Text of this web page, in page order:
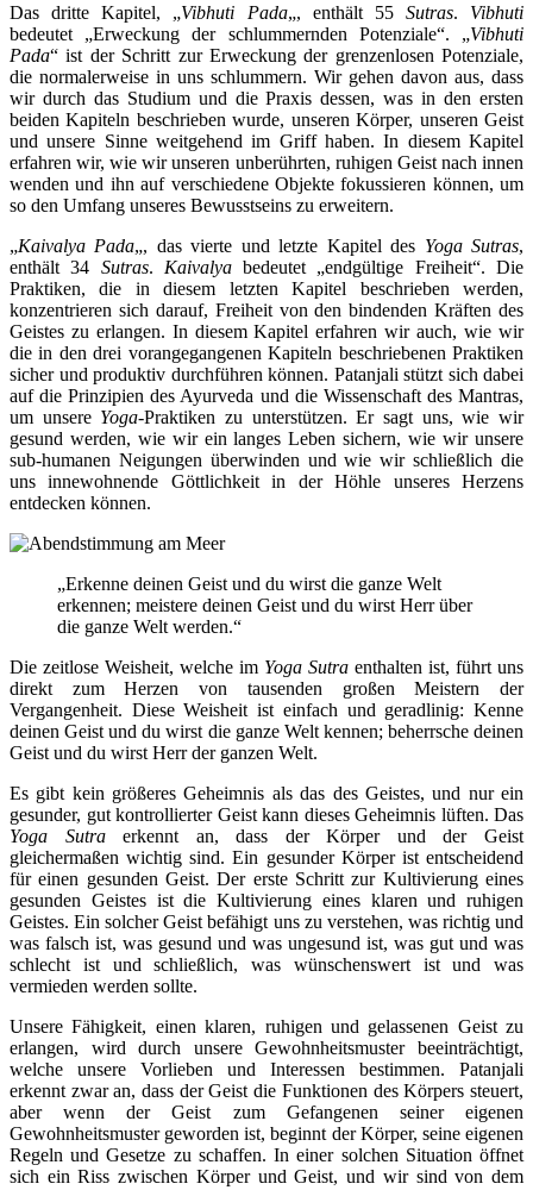
Das dritte Kapitel, „Vibhuti Pada„, enthält 55 Sutras. Vibhuti
bedeutet „Erweckung der schlummernden Potenziale“. „Vibhuti
Pada“ ist der Schritt zur Erweckung der grenzenlosen Potenziale,
die normalerweise in uns schlummern. Wir gehen davon aus, dass
wir durch das Studium und die Praxis dessen, was in den ersten
beiden Kapiteln beschrieben wurde, unseren Körper, unseren Geist
und unsere Sinne weitgehend im Griff haben. In diesem Kapitel
erfahren wir, wie wir unseren unberührten, ruhigen Geist nach innen
wenden und ihn auf verschiedene Objekte fokussieren können, um
so den Umfang unseres Bewusstseins zu erweitern.
„Kaivalya Pada„, das vierte und letzte Kapitel des Yoga Sutras,
enthält 34 Sutras. Kaivalyabedeutet „endgültige Freiheit“. Die
Praktiken, die in diesem letzten Kapitel beschrieben werden,
konzentrieren sich darauf, Freiheit von den bindenden Kräften des
Geistes zu erlangen. In diesem Kapitel erfahren wir auch, wie wir
die in den drei vorangegangenen Kapiteln beschriebenen Praktiken
sicher und produktiv durchführen können. Patanjali stützt sich dabei
auf die Prinzipien des Ayurveda und die Wissenschaft des Mantras,
um unsere Yoga-Praktiken zu unterstützen. Er sagt uns, wie wir
gesund werden, wie wir ein langes Leben sichern, wie wir unsere
sub-humanen Neigungen überwinden und wie wir schließlich die
uns innewohnende Göttlichkeit in der Höhle unseres Herzens
entdecken können.
„Erkenne deinen Geist und du wirst die ganze Welt
erkennen; meistere deinen Geist und du wirst Herr über
die ganze Welt werden.“
Die zeitlose Weisheit, welche im Yoga Sutra enthalten ist, führt uns
direkt zum Herzen von tausenden großen Meistern der
Vergangenheit. Diese Weisheit ist einfach und geradlinig: Kenne
deinen Geist und du wirst die ganze Welt kennen; beherrsche deinen
Geist und du wirst Herr der ganzen Welt.
Es gibt kein größeres Geheimnis als das des Geistes, und nur ein
gesunder, gut kontrollierter Geist kann dieses Geheimnis lüften. Das
Yoga Sutraerkennt an, dass der Körper und der Geist
gleichermaßen wichtig sind. Ein gesunder Körper ist entscheidend
für einen gesunden Geist. Der erste Schritt zur Kultivierung eines
gesunden Geistes ist die Kultivierung eines klaren und ruhigen
Geistes. Ein solcher Geist befähigt uns zu verstehen, was richtig und
was falsch ist, was gesund und was ungesund ist, was gut und was
schlecht ist und schließlich, was wünschenswert ist und was
vermieden werden sollte.
Unsere Fähigkeit, einen klaren, ruhigen und gelassenen Geist zu
erlangen, wird durch unsere Gewohnheitsmuster beeinträchtigt,
welche unsere Vorlieben und Interessen bestimmen. Patanjali
erkennt zwar an, dass der Geist die Funktionen des Körpers steuert,
aber wenn der Geist zum Gefangenen seiner eigenen
Gewohnheitsmuster geworden ist, beginnt der Körper, seine eigenen
Regeln und Gesetze zu schaffen. In einer solchen Situation öffnet
sich ein Riss zwischen Körper und Geist, und wir sind von dem